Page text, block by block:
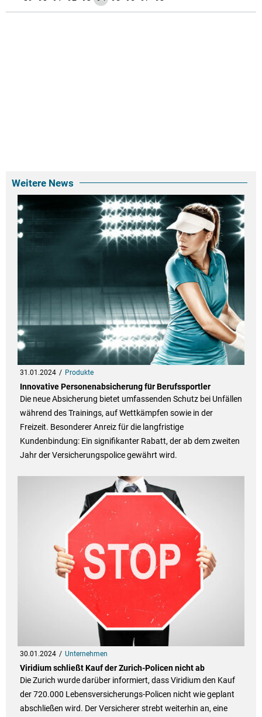
Weitere News
31.01.2024 Produkte
Innovative Personenabsicherung für Berufssportler
Die neue Absicherung bietet umfassenden Schutz bei Unfällen
während des Trainings, auf Wettkämpfen sowie in der
Freizeit. Besonderer Anreiz für die langfristige
Kundenbindung: Ein signifikanter Rabatt, der ab dem zweiten
Jahr der Versicherungspolice gewährt wird.
30.01.2024 Unternehmen
Viridium schließt Kauf der Zurich-Policen nicht ab
Die Zurich wurde darüber informiert, dass Viridium den Kauf
der 720.000 Lebensversicherungs-Policen nicht wie geplant
abschließen wird. Der Versicherer strebt weiterhin an, eine